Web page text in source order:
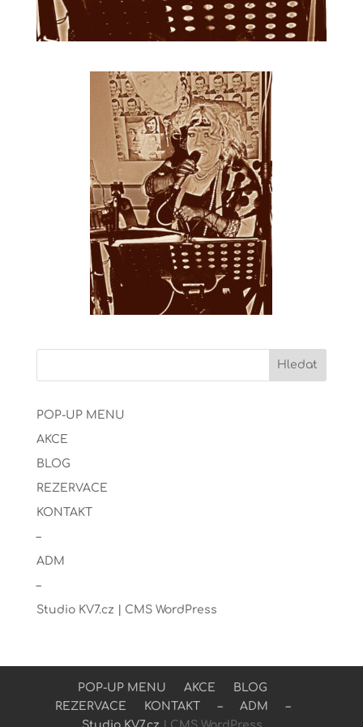
POP-UP MENU
AKCE
BLOG
REZERVACE
KONTAKT
–
ADM
–
Studio KV7.cz | CMS WordPress
POP-UP MENU AKCE
BLOG
REZERVACE
KONTAKT – ADM
–